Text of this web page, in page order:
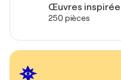
Œuvres
250 pièces